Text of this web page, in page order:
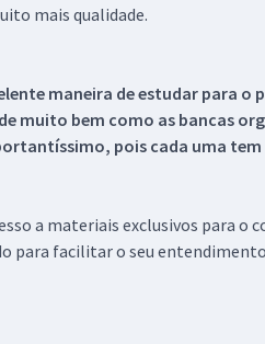
mais qualidade.
maneira de estudar para
muito bem como as bancas
pois cada uma
a materiais exclusivos para
para facilitar o seu